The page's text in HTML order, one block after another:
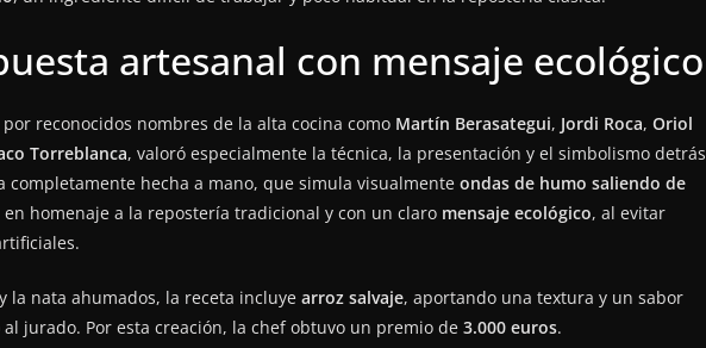
artesanal con mensaje ecológico
reconocidos nombres de la alta cocina como Martín Berasategui, Jordi Roca, Oriol
Torreblanca, valoró especialmente la técnica, la presentación y el simbolismo detrás
completamente hecha a mano, que simula visualmente ondas de humo saliendo de
en homenaje a la repostería tradicional y con un claro mensaje ecológico, al evitar
la nata ahumados, la receta incluye arroz salvaje, aportando una textura y un sabor
jurado. Por esta creación, la chef obtuvo un premio de 3.000 euros.